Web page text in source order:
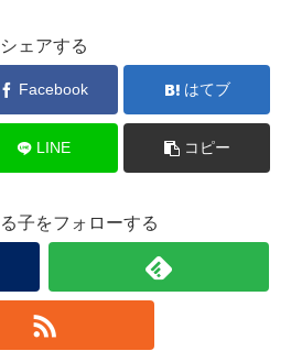
シェアする
Facebook はてブ
LINE コピー
子をフォローする